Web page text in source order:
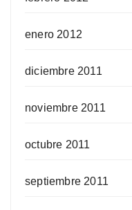
enero 2012
diciembre 2011
noviembre 2011
octubre 2011
septiembre 2011